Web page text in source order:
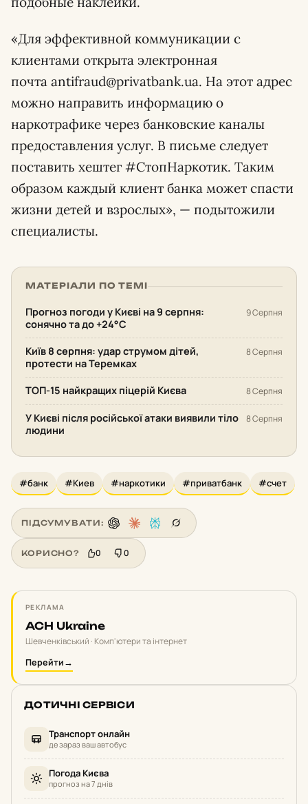
«Для эффективной коммуникации с
клиентами открыта электронная
почта antifraud@privatbank.ua. На этот адрес
можно направить информацию о
наркотрафике через банковские каналы
предоставления услуг. В письме следует
поставить хештег #СтопНаркотик. Таким
образом каждый клиент банка может спасти
жизни детей и взрослых», — подытожили
специалисты.
МАТЕРІАЛИ ПО ТЕМІ
Прогноз погоди у Києві на 9 серпня:
сонячно та до +24°С
9 Серпня
Київ 8 серпня: удар струмом дітей,
протести на Теремках
8 Серпня
ТОП-15 найкращих піцерій Києва 8 Серпня
У Києві після російської атаки виявили тіло
людини
8 Серпня
#банк #Киев #наркотики #приватбанк #счет
ПІДСУМУВАТИ:
КОРИСНО? 0 0
РЕКЛАМА
ACH Ukraine
Шевченківський · Комп'ютери та інтернет
Перейти→
ДОТИЧНІ СЕРВІСИ
Транспорт онлайн
де зараз ваш автобус
Погода Києва
прогноз на 7 днів